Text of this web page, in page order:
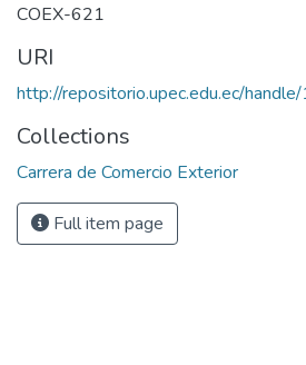
COEX-621
URI
http://repositorio.upec.edu.ec/
Collections
Carrera de Comercio Exterior
Full item page